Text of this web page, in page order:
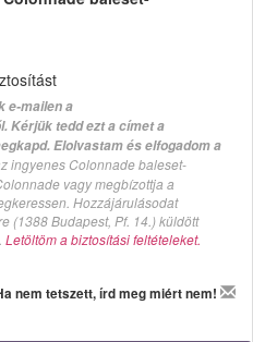
e-mailen a
Kérjük tedd ezt a címet a
Elolvastam és elfogadom a
ingyenes Colonnade baleset-
vagy megbízottja a
Hozzájárulásodat
(1388 Budapest, Pf. 14.) küldött
Letöltöm a biztosítási feltételeket.
nem tetszett, írd meg miért nem!